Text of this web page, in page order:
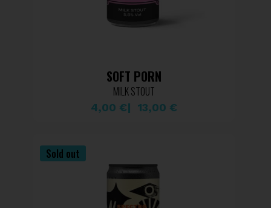
SOFT PORN
MILK STOUT
4,00 € 13,00 €
Sold out